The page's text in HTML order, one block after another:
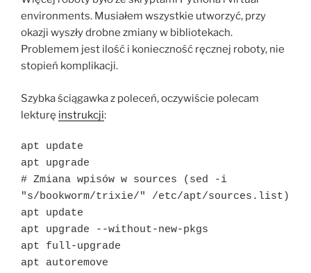
environments. Musiałem wszystkie utworzyć, przy
okazji wyszły drobne zmiany w bibliotekach.
Problemem jest ilość i konieczność ręcznej roboty, nie
stopień komplikacji.
Szybka ściągawka z poleceń, oczywiście polecam
lekturę instrukcji:
apt update
apt upgrade
# Zmiana wpisów w sources (sed -i
"s/bookworm/trixie/" /etc/apt/sources.list)
apt update
apt upgrade --without-new-pkgs
apt full-upgrade
apt autoremove